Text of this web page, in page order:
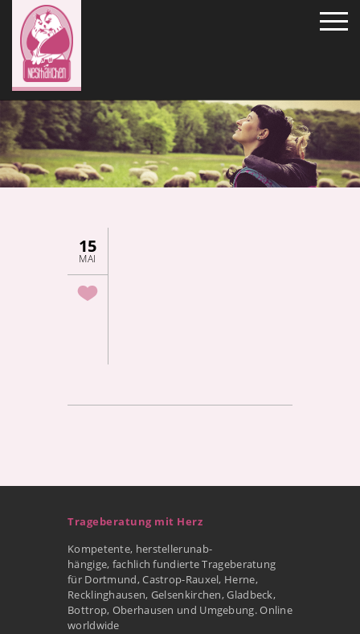
15
MAI
Trageberatung mit Herz
Kompetente, herstellerunab-
hängige, fachlich fundierte Trageberatung
für Dortmund, Castrop-Rauxel, Herne,
Recklinghausen, Gelsenkirchen, Gladbeck,
Bottrop, Oberhausen und Umgebung. Online
worldwide